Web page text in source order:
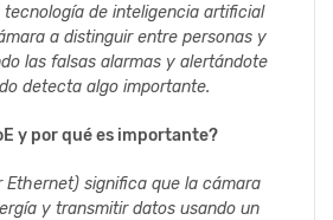
tecnología de inteligencia artificial
a distinguir entre personas y
las falsas alarmas y alertándote
detecta algo importante.
y por qué es importante?
Ethernet) significa que la cámara
y transmitir datos usando un